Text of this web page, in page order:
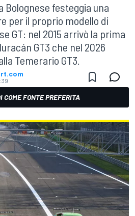
Bolognese festeggia una
per il proprio modello di
GT: nel 2015 arrivò la prima
GT3 che nel 2026
Temerario GT3.
COME FONTE PREFERITA